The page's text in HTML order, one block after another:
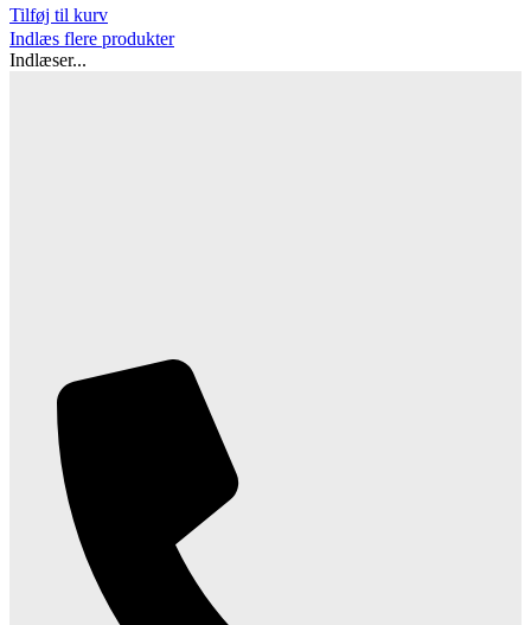
Tilføj til kurv
Indlæs flere produkter
Indlæser...